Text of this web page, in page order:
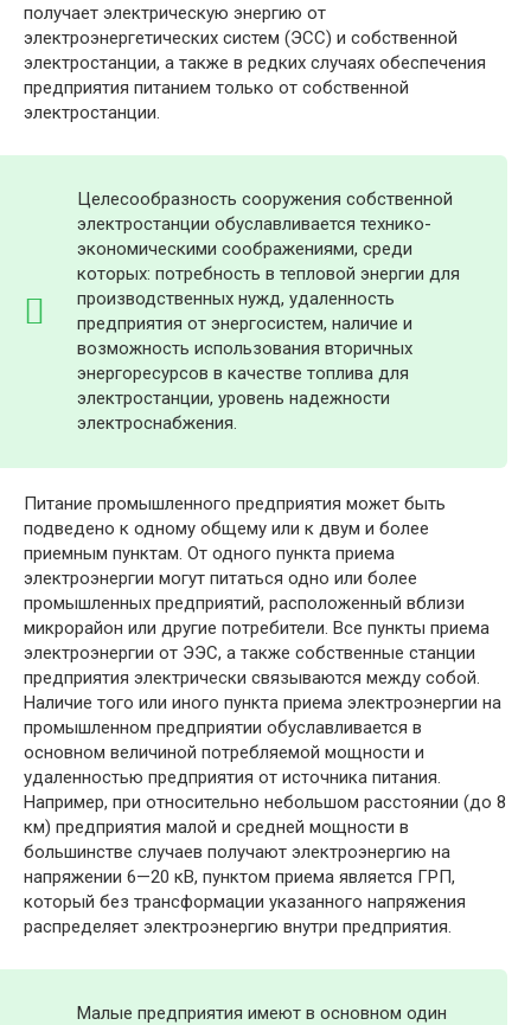
получает электрическую энергию от
электроэнергетических систем (ЭСС) и собственной
электростанции, а также в редких случаях обеспечения
предприятия питанием только от собственной
электростанции.
Целесообразность сооружения собственной
электростанции обуславливается технико-
экономическими соображениями, среди
которых: потребность в тепловой энергии для
производственных нужд, удаленность
предприятия от энергосистем, наличие и
возможность использования вторичных
энергоресурсов в качестве топлива для
электростанции, уровень надежности
электроснабжения.
Питание промышленного предприятия может быть
подведено к одному общему или к двум и более
приемным пунктам. От одного пункта приема
электроэнергии могут питаться одно или более
промышленных предприятий, расположенный вблизи
микрорайон или другие потребители. Все пункты приема
электроэнергии от ЭЭС, а также собственные станции
предприятия электрически связываются между собой.
Наличие того или иного пункта приема электроэнергии на
промышленном предприятии обуславливается в
основном величиной потребляемой мощности и
удаленностью предприятия от источника питания.
Например, при относительно небольшом расстоянии (до 8
км) предприятия малой и средней мощности в
большинстве случаев получают электроэнергию на
напряжении 6—20 кВ, пунктом приема является ГРП,
который без трансформации указанного напряжения
распределяет электроэнергию внутри предприятия.
Малые предприятия имеют в основном один